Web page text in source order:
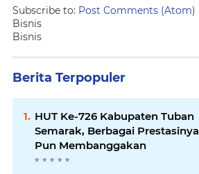
Subscribe to: Post Comments (Atom)
Bisnis
Bisnis
Berita Terpopuler
HUT Ke-726 Kabupaten Tuban
Semarak, Berbagai Prestasinya
Pun Membanggakan